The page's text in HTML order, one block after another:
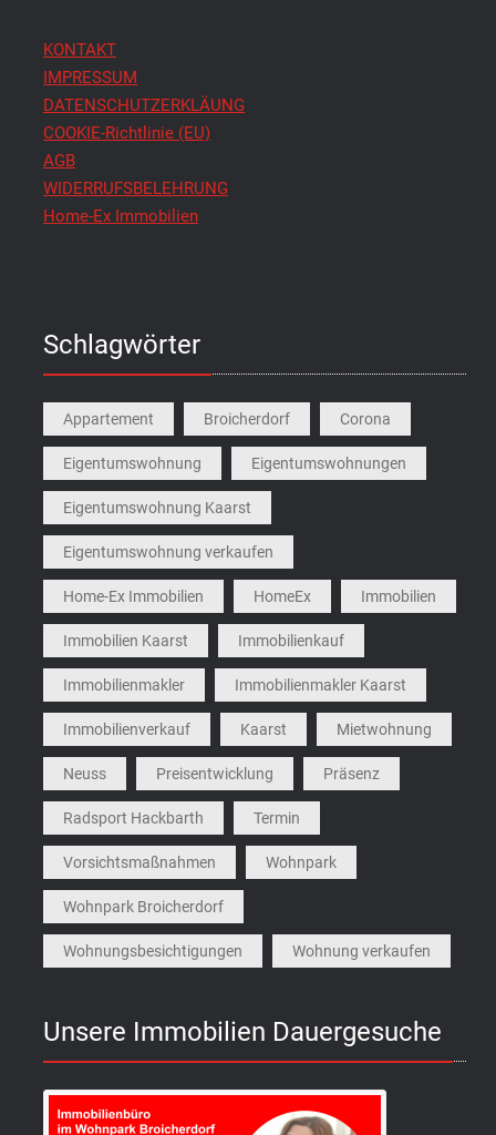
KONTAKT
IMPRESSUM
DATENSCHUTZERKLÄUNG
COOKIE-Richtlinie (EU)
AGB
WIDERRUFSBELEHRUNG
Home-Ex Immobilien
Schlagwörter
Appartement Broicherdorf Corona
Eigentumswohnung Eigentumswohnungen
Eigentumswohnung Kaarst
Eigentumswohnung verkaufen
Home-Ex Immobilien HomeEx Immobilien
Immobilien Kaarst Immobilienkauf
Immobilienmakler Immobilienmakler Kaarst
Immobilienverkauf Kaarst Mietwohnung
Neuss Preisentwicklung Präsenz
Radsport Hackbarth Termin
Vorsichtsmaßnahmen Wohnpark
Wohnpark Broicherdorf
Wohnungsbesichtigungen Wohnung verkaufen
Unsere Immobilien Dauergesuche